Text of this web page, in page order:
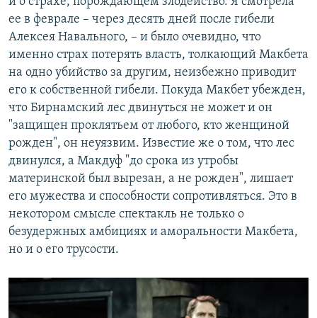
ее в феврале – через десять дней после гибели
Алексея Навального, – и было очевидно, что
именно страх потерять власть, толкающий Макбета
на одно убийство за другим, неизбежно приводит
его к собственной гибели. Покуда Макбет убежден,
что Бирнамский лес двинуться не может и он
"защищен проклятьем от любого, кто женщиной
рожден", он неуязвим. Известие же о том, что лес
двинулся, а Макдуф "до срока из утробы
материнской был вырезан, а не рожден", лишает
его мужества и способности сопротивляться. Это в
некотором смысле спектакль не только о
безудержных амбициях и аморальности Макбета,
но и о его трусости.